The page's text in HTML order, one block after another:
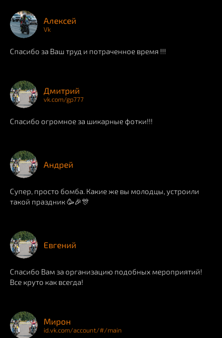
Алексей
Vk
Спасибо за Ваш труд и потраченное время !!!
Дмитрий
vk.com/gp777
Спасибо огромное за шикарные фотки!!!
Андрей
Супер, просто бомба. Какие же вы молодцы, устроили
такой праздник 🥳🎉🎊
Евгений
Спасибо Вам за организацию подобных мероприятий!
Все круто как всегда!
Мирон
id.vk.com/account/#/main